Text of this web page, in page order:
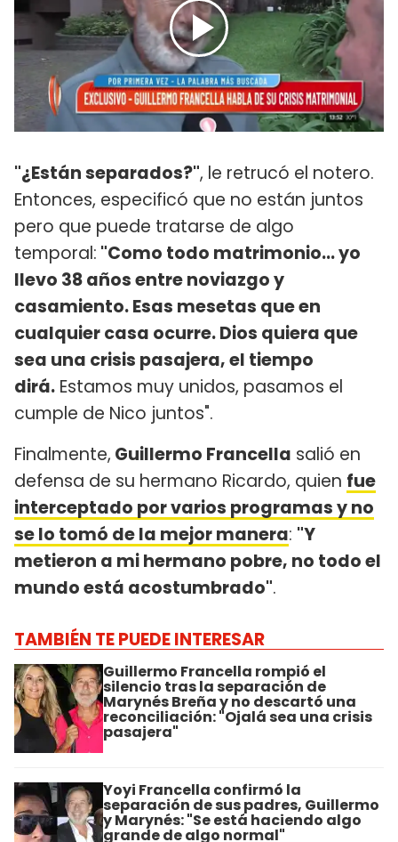
"¿Están separados?", le retrucó el notero.
Entonces, especificó que no están juntos
pero que puede tratarse de algo
temporal: "Como todo matrimonio... yo
llevo 38 años entre noviazgo y
casamiento. Esas mesetas que en
cualquier casa ocurre. Dios quiera que
sea una crisis pasajera, el tiempo
dirá. Estamos muy unidos, pasamos el
cumple de Nico juntos".
Finalmente, Guillermo Francella salió en
defensa de su hermano Ricardo, quien fue
interceptado por varios programas y no
se lo tomó de la mejor manera: "Y
metieron a mi hermano pobre, no todo el
mundo está acostumbrado".
TAMBIÉN TE PUEDE INTERESAR
Guillermo Francella rompió el
silencio tras la separación de
Marynés Breña y no descartó una
reconciliación: "Ojalá sea una crisis
pasajera"
Yoyi Francella confirmó la
separación de sus padres, Guillermo
y Marynés: "Se está haciendo algo
grande de algo normal"